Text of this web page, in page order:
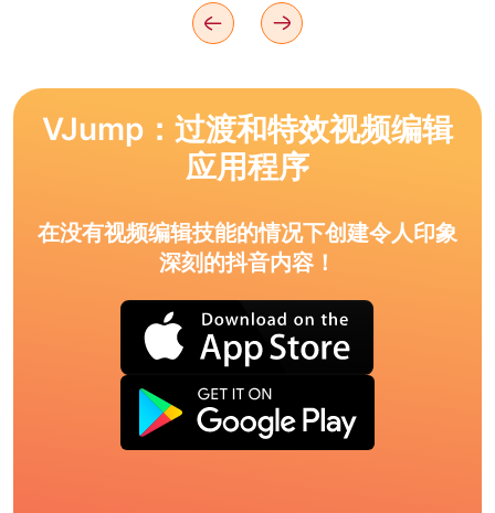
VJump：过渡和特效视频编辑
应用程序
在没有视频编辑技能的情况下创建令人印象
深刻的抖音内容！